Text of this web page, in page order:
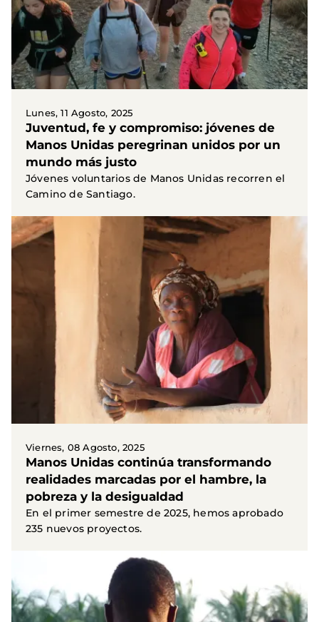
Lunes, 11 Agosto, 2025
Juventud, fe y compromiso: jóvenes de
Manos Unidas peregrinan unidos por un
mundo más justo
Jóvenes voluntarios de Manos Unidas recorren el
Camino de Santiago.
Viernes, 08 Agosto, 2025
Manos Unidas continúa transformando
realidades marcadas por el hambre, la
pobreza y la desigualdad
En el primer semestre de 2025, hemos aprobado
235 nuevos proyectos.